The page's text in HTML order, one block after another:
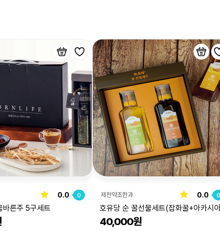
0.0 0
바른주 5구세트
제천약초한과 0.0 0
호유당 순 꿀선물세트(잡화꿀+아카시
꿀)
40,000원